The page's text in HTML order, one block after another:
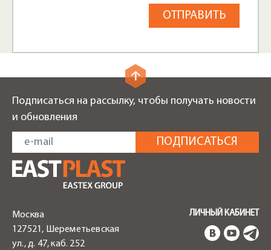
Подписаться на рассылку, чтобы получать новости
и обновления
Москва
127521, Шереметьевская
ул., д. 47, каб. 252
ЛИЧНЫЙ КАБИНЕТ